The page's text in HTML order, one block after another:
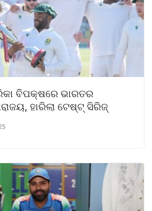
ବିପକ୍ଷରେ ଭାରତର
ହାରିଲା ଟେଷ୍ଟ୍ ସିରିଜ୍